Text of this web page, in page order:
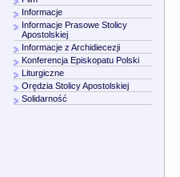
Informacje
Informacje Prasowe Stolicy
Apostolskiej
Informacje z Archidiecezji
Konferencja Episkopatu Polski
Liturgiczne
Orędzia Stolicy Apostolskiej
Solidarność